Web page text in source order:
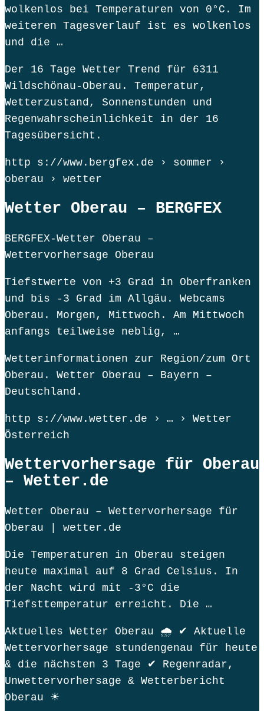
wolkenlos bei Temperaturen von 0°C. Im
weiteren Tagesverlauf ist es wolkenlos
und die …
Der 16 Tage Wetter Trend für 6311
Wildschönau-Oberau. Temperatur,
Wetterzustand, Sonnenstunden und
Regenwahrscheinlichkeit in der 16
Tagesübersicht.
http s://www.bergfex.de › sommer ›
oberau › wetter
Wetter Oberau – BERGFEX
BERGFEX-Wetter Oberau –
Wettervorhersage Oberau
Tiefstwerte von +3 Grad in Oberfranken
und bis -3 Grad im Allgäu. Webcams
Oberau. Morgen, Mittwoch. Am Mittwoch
anfangs teilweise neblig, …
Wetterinformationen zur Region/zum Ort
Oberau. Wetter Oberau – Bayern –
Deutschland.
http s://www.wetter.de › … › Wetter
Österreich
Wettervorhersage für Oberau
– Wetter.de
Wetter Oberau – Wettervorhersage für
Oberau | wetter.de
Die Temperaturen in Oberau steigen
heute maximal auf 8 Grad Celsius. In
der Nacht wird mit -3°C die
Tiefsttemperatur erreicht. Die …
Aktuelles Wetter Oberau 🌧️ ✔ Aktuelle
Wettervorhersage stundengenau für heute
& die nächsten 3 Tage ✔ Regenradar,
Unwettervorhersage & Wetterbericht
Oberau ☀